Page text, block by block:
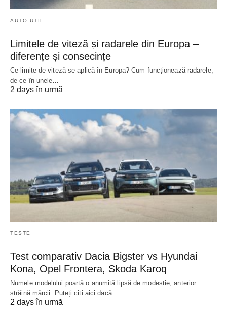
AUTO UTIL
Limitele de viteză și radarele din Europa –
diferențe și consecințe
Ce limite de viteză se aplică în Europa? Cum funcționează radarele,
de ce în unele…
2 days în urmă
TESTE
Test comparativ Dacia Bigster vs Hyundai
Kona, Opel Frontera, Skoda Karoq
Numele modelului poartă o anumită lipsă de modestie, anterior
străină mărcii. Puteți citi aici dacă…
2 days în urmă